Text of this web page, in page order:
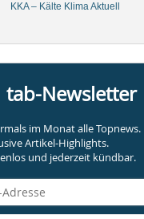
KKA – Kälte Klima Aktuell
tab-Newsletter
im Monat alle Topnews.
Artikel-Highlights.
und jederzeit kündbar.